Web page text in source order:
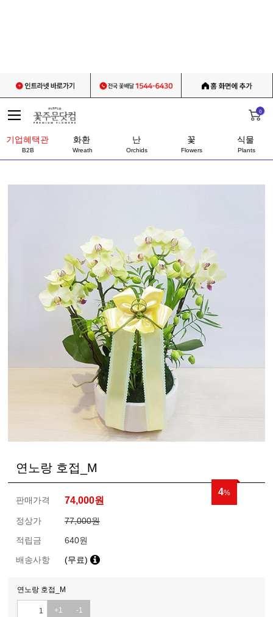
0
기업혜택관
B2B
화환
Wreath
난
Orchids
꽃
Flowers
식물
Plants
연노랑 호접_M
4%
판매가격 74,000원
정상가
77,000원
적립금
640원
배송사항
(무료)
연노랑 호접_M
+1 -1